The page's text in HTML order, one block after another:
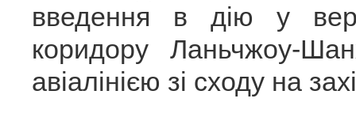
введення в дію у
коридору Ланьчжоу-
авіалінією зі сходу на